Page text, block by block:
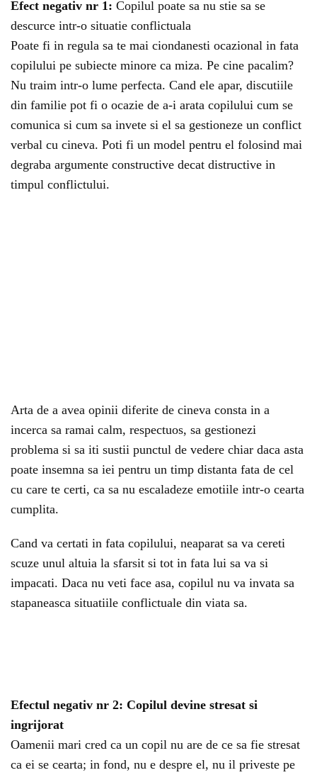
Efect negativ nr 1: Copilul poate sa nu stie sa se
descurce intr-o situatie conflictuala
Poate fi in regula sa te mai ciondanesti ocazional in fata
copilului pe subiecte minore ca miza. Pe cine pacalim?
Nu traim intr-o lume perfecta. Cand ele apar, discutiile
din familie pot fi o ocazie de a-i arata copilului cum se
comunica si cum sa invete si el sa gestioneze un conflict
verbal cu cineva. Poti fi un model pentru el folosind mai
degraba argumente constructive decat distructive in
timpul conflictului.
Arta de a avea opinii diferite de cineva consta in a
incerca sa ramai calm, respectuos, sa gestionezi
problema si sa iti sustii punctul de vedere chiar daca asta
poate insemna sa iei pentru un timp distanta fata de cel
cu care te certi, ca sa nu escaladeze emotiile intr-o cearta
cumplita.
Cand va certati in fata copilului, neaparat sa va cereti
scuze unul altuia la sfarsit si tot in fata lui sa va si
impacati. Daca nu veti face asa, copilul nu va invata sa
stapaneasca situatiile conflictuale din viata sa.
Efectul negativ nr 2: Copilul devine stresat si
ingrijorat
Oamenii mari cred ca un copil nu are de ce sa fie stresat
ca ei se cearta; in fond, nu e despre el, nu il priveste pe